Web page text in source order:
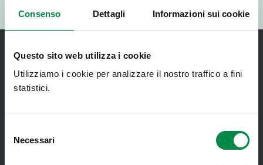
Consenso Dettagli Informazioni sui cookie
Questo sito web utilizza i cookie
Utilizziamo i cookie per analizzare il nostro traffico a fini
statistici.
delNecessari
RISPONDI AL QUESTIONARIO
Recapiti e contatti
Azienda USL di Imola - Sede legale: Viale Amendola, 2